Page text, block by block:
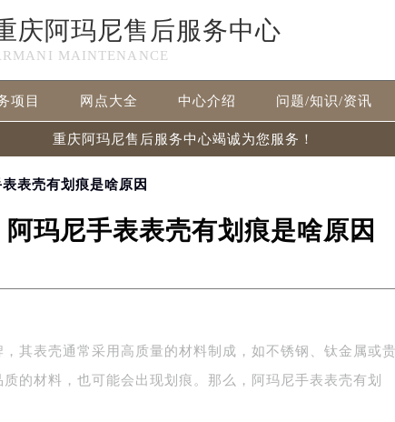
庆阿玛尼售后服务中心
MAINTENANCE
项目 网点大全 中心介绍 问题/知识/资讯
重庆阿玛尼售后服务中心竭诚为您服务！
表壳有划痕是啥原因
阿玛尼手表表壳有划痕是啥原因
其表壳通常采用高质量的材料制成，如不锈钢、钛金属或贵
的材料，也可能会出现划痕。那么，阿玛尼手表表壳有划